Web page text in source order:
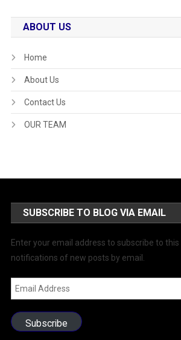
ABOUT US
Home
About Us
Contact Us
OUR TEAM
SUBSCRIBE TO BLOG VIA EMAIL
Enter your email address to subscribe to
notifications of new posts by email.
Email
Address
Subscribe